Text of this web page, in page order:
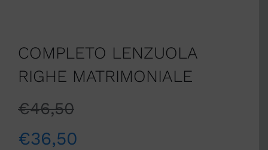
COMPLETO LENZUOLA
RIGHE MATRIMONIALE
€46,50
€36,50